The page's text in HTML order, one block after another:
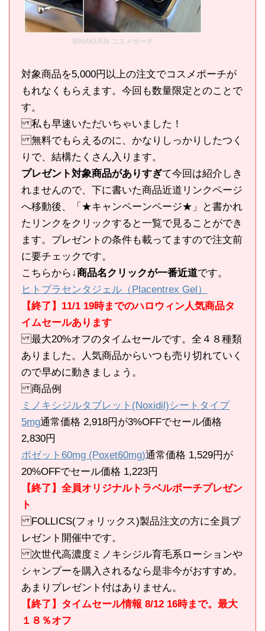
BIHAKUEN コスメポーチ
対象商品を5,000円以上の注文でコスメポーチが
もれなくもらえます。今回も数量限定とのことで
す。
私も早速いただいちゃいました！
無料でもらえるのに、かなりしっかりしたつく
りで、結構たくさん入ります。
プレゼント対象商品がありすぎて今回は紹介しき
れませんので、下に書いた商品近道リンクページ
へ移動後、「★キャンペーンページ★」と書かれ
たリンクをクリックすると一覧で見ることができ
ます。プレゼントの条件も載ってますので注文前
に要チェックです。
こちらから ↓商品名クリックが一番近道です。
ヒトプラセンタジェル（Placentrex Gel）
【終了】11/1 19時までのハロウィン人気商品タ
イムセールあります
最大20%オフのタイムセールです。全４８種類
ありました。人気商品からいつも売り切れていく
ので早めに動きましょう。
商品例
ミノキシジルタブレット(Noxidil)シートタイプ
5mg通常価格 2,918円が3%OFFでセール価格
2,830円
ポゼット60mg (Poxet60mg)通常価格 1,529円が
20%OFFでセール価格 1,223円
【終了】全員オリジナルトラベルポーチプレゼン
ト
FOLLICS(フォリックス)製品注文の方に全員プ
レゼント開催中です。
次世代高濃度ミノキシジル育毛系ローションや
シャンプーを購入されるなら是非今がおすすめ。
あまりプレゼント付はありません。
【終了】タイムセール情報 8/12 16時まで。最大
１８％オフ